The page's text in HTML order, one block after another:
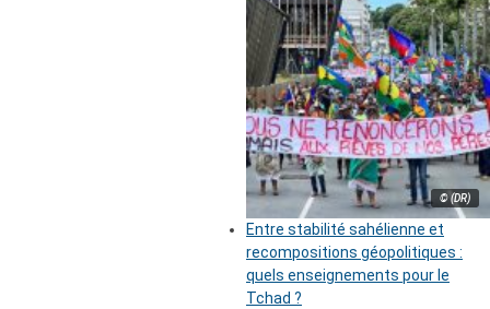
© (DR)
Entre stabilité sahélienne et
recompositions géopolitiques :
quels enseignements pour le
Tchad ?